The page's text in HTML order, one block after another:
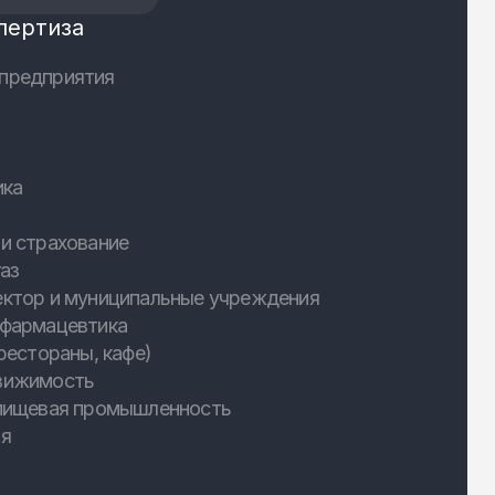
страхование
и муниципальные учреждения
кафе)
промышленность